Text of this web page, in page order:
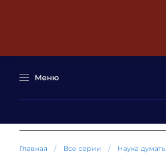
Меню
Главная Все серии Наука думать